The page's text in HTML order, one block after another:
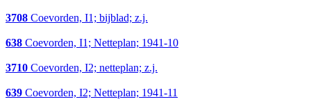
3708 Coevorden, I1; bijblad; z.j.
638 Coevorden, I1; Netteplan; 1941-10
3710 Coevorden, I2; netteplan; z.j.
639 Coevorden, I2; Netteplan; 1941-11